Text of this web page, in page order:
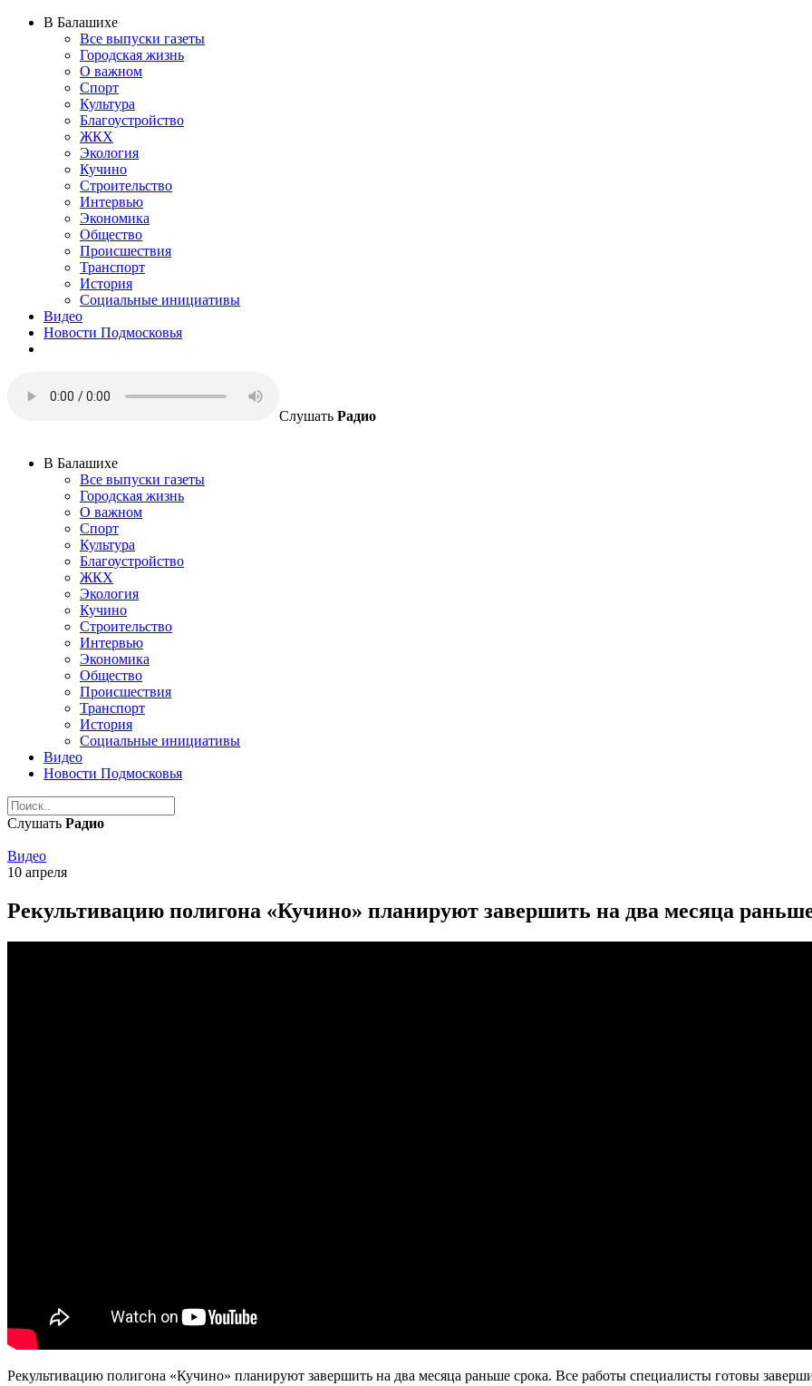
В Балашихе
Все выпуски газеты
Городская жизнь
О важном
Спорт
Культура
Благоустройство
ЖКХ
Экология
Кучино
Строительство
Интервью
Экономика
Общество
Происшествия
Транспорт
История
Социальные инициативы
Видео
Новости Подмосковья
Слушать Радио
В Балашихе
Все выпуски газеты
Городская жизнь
О важном
Спорт
Культура
Благоустройство
ЖКХ
Экология
Кучино
Строительство
Интервью
Экономика
Общество
Происшествия
Транспорт
История
Социальные инициативы
Видео
Новости Подмосковья
Слушать Радио
Видео
10 апреля
Рекультивацию полигона «Кучино» планируют завершить на два месяца
Рекультивацию полигона «Кучино» планируют завершить на два месяца раньше срока. Все работы специалисты готовы